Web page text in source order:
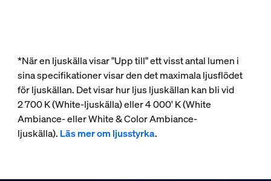
*När en ljuskälla visar "Upp till" ett visst antal lumen i
sina specifikationer visar den det maximala ljusflödet
för ljuskällan. Det visar hur ljus ljuskällan kan bli vid
2 700 K (White-ljuskälla) eller 4 000' K (White
Ambiance- eller White & Color Ambiance-
ljuskälla). Läs mer om ljusstyrka.